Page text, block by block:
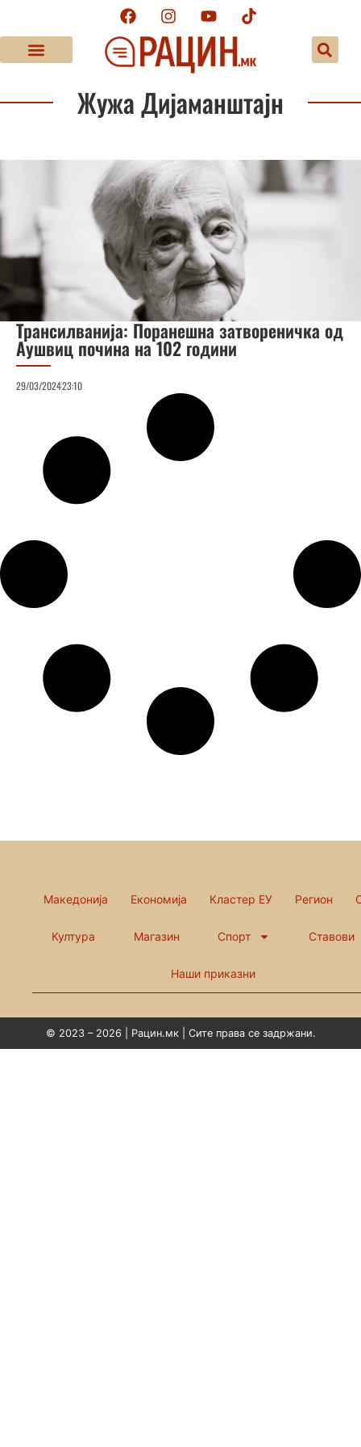
Жужа Дијаманштајн
Трансилванија: Поранешна затвореничка од
Аушвиц почина на 102 години
29/03/202423:10
Македонија Економија Кластер ЕУ Регион
Култура Магазин Спорт Ставови
Наши приказни
© 2023 – 2026 | Рацин.мк | Сите права се задржани.